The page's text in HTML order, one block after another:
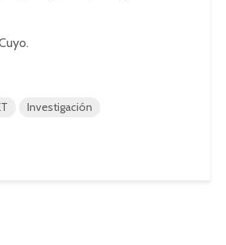
Investigación